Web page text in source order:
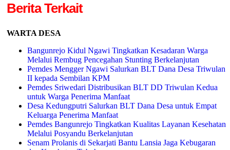
Berita Terkait
WARTA DESA
Bangunrejo Kidul Ngawi Tingkatkan Kesadaran Warga
Melalui Rembug Pencegahan Stunting Berkelanjutan
Pemdes Mengger Ngawi Salurkan BLT Dana Desa Triwulan
II kepada Sembilan KPM
Pemdes Sriwedari Distribusikan BLT DD Triwulan Kedua
untuk Warga Penerima Manfaat
Desa Kedungputri Salurkan BLT Dana Desa untuk Empat
Keluarga Penerima Manfaat
Pemdes Bangunrejo Tingkatkan Kualitas Layanan Kesehatan
Melalui Posyandu Berkelanjutan
Senam Prolanis di Sekarjati Bantu Lansia Jaga Kebugaran